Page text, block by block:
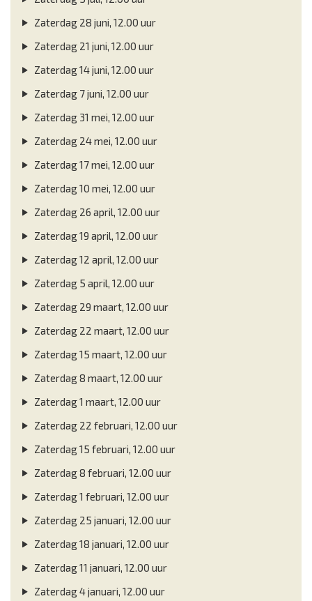
Zaterdag 28 juni, 12.00 uur
Zaterdag 21 juni, 12.00 uur
Zaterdag 14 juni, 12.00 uur
Zaterdag 7 juni, 12.00 uur
Zaterdag 31 mei, 12.00 uur
Zaterdag 24 mei, 12.00 uur
Zaterdag 17 mei, 12.00 uur
Zaterdag 10 mei, 12.00 uur
Zaterdag 26 april, 12.00 uur
Zaterdag 19 april, 12.00 uur
Zaterdag 12 april, 12.00 uur
Zaterdag 5 april, 12.00 uur
Zaterdag 29 maart, 12.00 uur
Zaterdag 22 maart, 12.00 uur
Zaterdag 15 maart, 12.00 uur
Zaterdag 8 maart, 12.00 uur
Zaterdag 1 maart, 12.00 uur
Zaterdag 22 februari, 12.00 uur
Zaterdag 15 februari, 12.00 uur
Zaterdag 8 februari, 12.00 uur
Zaterdag 1 februari, 12.00 uur
Zaterdag 25 januari, 12.00 uur
Zaterdag 18 januari, 12.00 uur
Zaterdag 11 januari, 12.00 uur
Zaterdag 4 januari, 12.00 uur